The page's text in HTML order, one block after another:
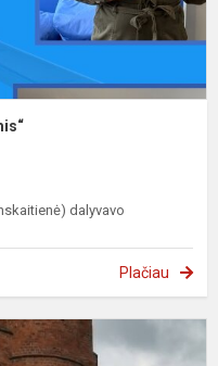
dalyvavo
Plačiau